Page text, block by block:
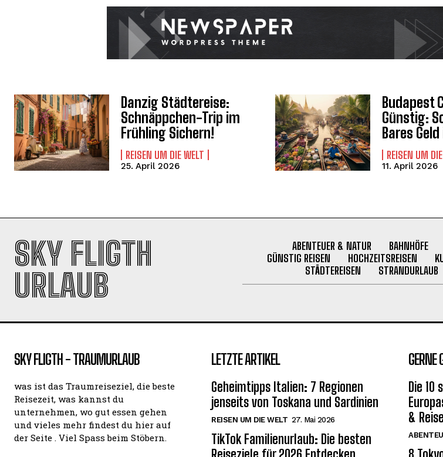
I've read and accept thePrivacy Policy.
Danzig Städtereise:
Schnäppchen-Trip im
Frühling Sichern!
REISEN UM DIE WELT
25. April 2026
Budapest
Günstig:
Bares
REISEN UM
11. April 2026
SKY FLIGTH
URLAUB
ABENTEUER & NATUR BAHNHÖFE
GÜNSTIG REISEN
HOCHZEITSREISEN
STÄDTEREISEN
STRANDURLAUB
SKY FLIGTH - TRAUMURLAUB
was ist das Traumreiseziel, die beste
Reisezeit, was kannst du
unternehmen, wo gut essen gehen
und vieles mehr findest du hier auf
der Seite . Viel Spass beim Stöbern.
LETZTE ARTIKEL
Geheimtipps Italien: 7 Regionen
jenseits von Toskana und Sardinien
REISEN UM DIE WELT 27. Mai 2026
TikTok Familienurlaub: Die besten
GERNE
Die 10
&